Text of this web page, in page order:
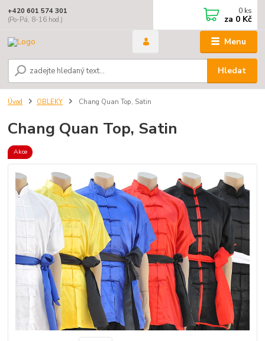
Menu
Hledat
+420 601 574 301
(Po-Pá, 8-16 hod.)
0 ks
za 0 Kč
Úvod OBLEKY Chang Quan Top, Satin
Chang Quan Top, Satin
Akce